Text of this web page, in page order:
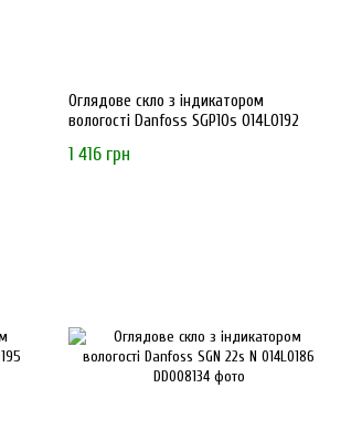
Оглядове скло з індикатором
вологості Danfoss SGP10s 014L0192
1 416 грн